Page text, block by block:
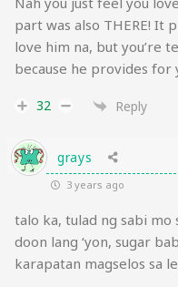
part was also THERE! It
love him na, but you’re
because he provides for
32 Reply
grays
3 years ago
talo ka, tulad ng sabi mo
doon lang ‘yon, sugar
karapatan magselos sa